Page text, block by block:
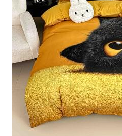
Cearceaf cu elastic
Cearceaf normal
Lenjerii De Pat Creponate
Lenjerii De Pat Bumbac Poplin 2
Persoane
Lenjerii De Pat Bumbac Poplin,
Matlasate, 2 Persoane
Lenjerii De Pat Bumbac Satinat 2
Persoane
Lenjerii De Pat Volanase